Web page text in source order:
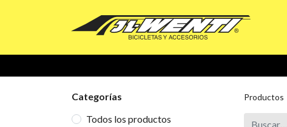
Categorías
Todos los productos
Productos